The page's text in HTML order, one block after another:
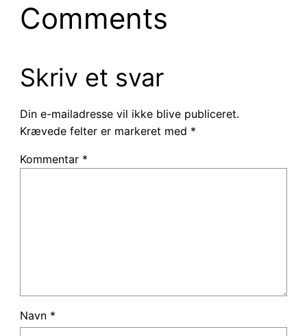
Comments
Skriv et svar
Din e-mailadresse vil ikke blive publiceret.
Krævede felter er markeret med *
Kommentar *
Navn *